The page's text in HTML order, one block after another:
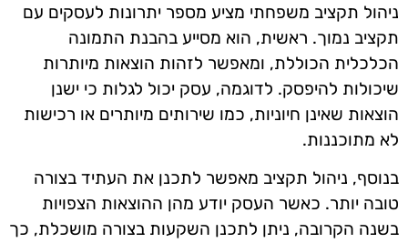
ניהול תקציב משפחתי מציע מספר יתרונות לעסקים עם
תקציב נמוך. ראשית, הוא מסייע בהבנת התמונה
הכלכלית הכוללת, ומאפשר לזהות הוצאות מיותרות
שיכולות להיפסק. לדוגמה, עסק יכול לגלות כי ישנן
הוצאות שאינן חיוניות, כמו שירותים מיותרים או רכישות
לא מתוכננות.
בנוסף, ניהול תקציב מאפשר לתכנן את העתיד בצורה
טובה יותר. כאשר העסק יודע מהן ההוצאות הצפויות
בשנה הקרובה, ניתן לתכנן השקעות בצורה מושכלת, כך